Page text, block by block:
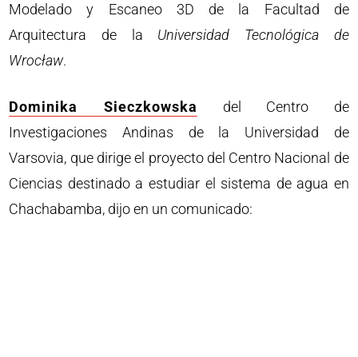
Modelado y Escaneo 3D de la Facultad de
Arquitectura de la Universidad Tecnológica de
Wrocław.
Dominika Sieczkowska del Centro de
Investigaciones Andinas de la Universidad de
Varsovia, que dirige el proyecto del Centro Nacional de
Ciencias destinado a estudiar el sistema de agua en
Chachabamba, dijo en un comunicado: